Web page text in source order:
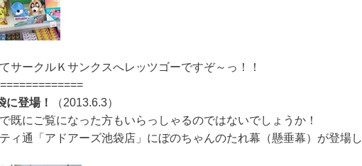
サークルＫサンクスへレッツゴーですぞ～っ！！
に登場！
（2013.6.3）
既にご覧になった方もいらっしゃるのではないでしょうか！
ィ通「アドアーズ池袋店」にぼのちゃんのたれ幕（懸垂幕）が登場し